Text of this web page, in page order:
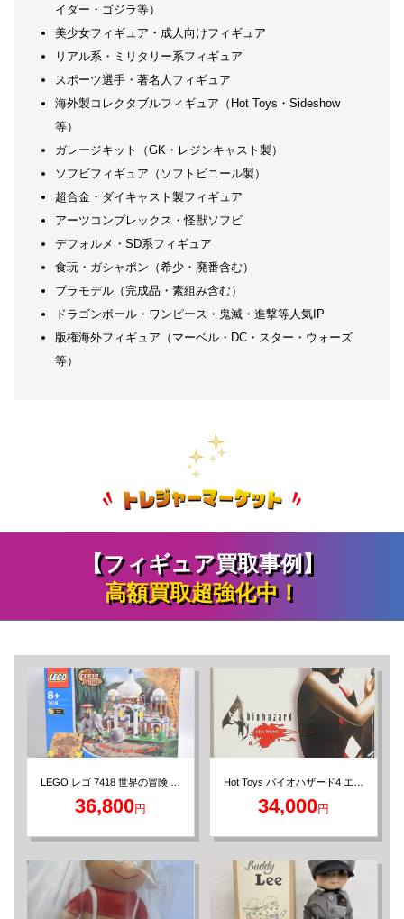
イダー・ゴジラ等）
美少女フィギュア・成人向けフィギュア
リアル系・ミリタリー系フィギュア
スポーツ選手・著名人フィギュア
海外製コレクタブルフィギュア（Hot Toys・Sideshow
等）
ガレージキット（GK・レジンキャスト製）
ソフビフィギュア（ソフトビニール製）
超合金・ダイキャスト製フィギュア
アーツコンプレックス・怪獣ソフビ
デフォルメ・SD系フィギュア
食玩・ガシャポン（希少・廃番含む）
プラモデル（完成品・素組み含む）
ドラゴンボール・ワンピース・鬼滅・進撃等人気IP
版権海外フィギュア（マーベル・DC・スター・ウォーズ
等）
【フィギュア買取事例】
高額買取超強化中！
LEGO レゴ 7418 世界の冒険 さ
36,800円
Hot Toys バイオハザード4 エイ
34,000円